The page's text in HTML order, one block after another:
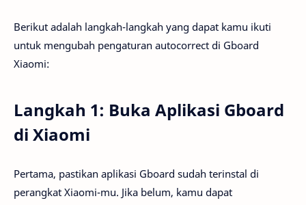
Berikut adalah langkah-langkah yang dapat kamu ikuti
untuk mengubah pengaturan autocorrect di Gboard
Xiaomi:
Langkah 1: Buka Aplikasi Gboard
di Xiaomi
Pertama, pastikan aplikasi Gboard sudah terinstal di
perangkat Xiaomi-mu. Jika belum, kamu dapat